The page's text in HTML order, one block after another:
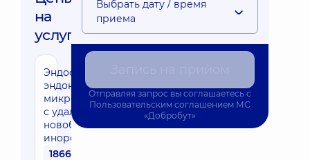
на
услуги:
Эндоскопическая
эндоназальная
микрогайморотомия
с удалением
новобразования,
инородного тела
18660 грн
Выбрать дату / время
приема
Отправляя запрос вы соглашаетесь с
Пользовательским соглашением МС
«Добробут»